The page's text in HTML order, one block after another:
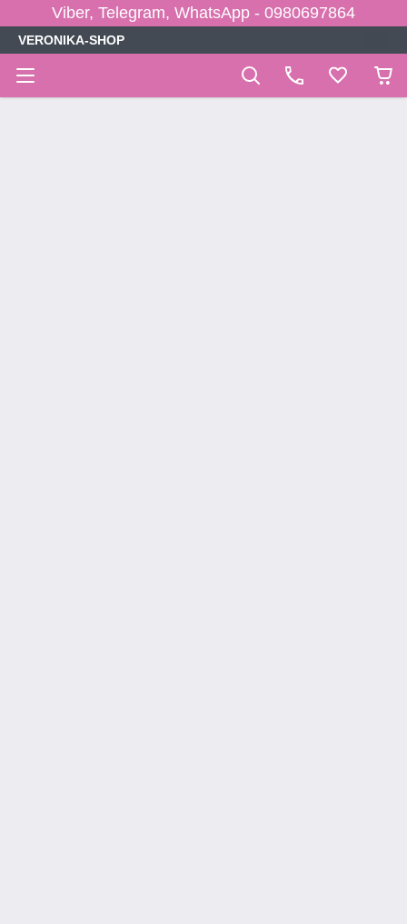
Viber, Telegram, WhatsApp - 0980697864
VERONIKA-SHOP